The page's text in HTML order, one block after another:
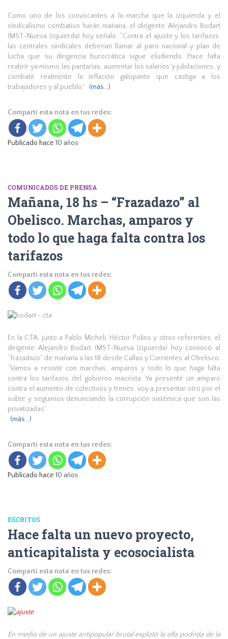
Como uno de los convocantes a la marcha que la izquierda y el
sindicalismo combativo harán mañana, el dirigente Alejandro Bodart
(MST-Nueva Izquierda) hoy señaló: “Contra el ajuste y los tarifazos,
las centrales sindicales deberían llamar al paro nacional y plan de
lucha que su dirigencia burocrática sigue eludiendo. Hace falta
reabrir ya mismo las paritarias, aumentar los salarios y jubilaciones, y
combatir realmente la inflación galopante que castiga a los
trabajadores y al pueblo.”
(más…)
Compartí esta nota en tus redes:
Publicado hace 10 años
COMUNICADOS DE PRENSA
Mañana, 18 hs – “Frazadazo” al
Obelisco. Marchas, amparos y
todo lo que haga falta contra los
tarifazos
Compartí esta nota en tus redes:
En la CTA, junto a Pablo Micheli, Héctor Polino y otros referentes, el
dirigente Alejandro Bodart (MST-Nueva Izquierda) hoy convocó al
“frazadazo” de mañana a las 18 desde Callao y Corrientes al Obelisco:
“Vamos a resistir con marchas, amparos y todo lo que haga falta
contra los tarifazos del gobierno macrista. Ya presenté un amparo
contra el aumento de colectivos y trenes, voy a presentar otro por el
subte y seguimos denunciando la corrupción sistémica que son las
privatizadas”.
(más…)
Compartí esta nota en tus redes:
Publicado hace 10 años
ESCRITOS
Hace falta un nuevo proyecto,
anticapitalista y ecosocialista
Compartí esta nota en tus redes:
En medio de un ajuste antipopular brutal explotó la olla podrida de la